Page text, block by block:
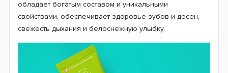
обладает богатым составом и уникальными
свойствами, обеспечивает здоровье зубов и десен,
свежесть дыхания и белоснежную улыбку.